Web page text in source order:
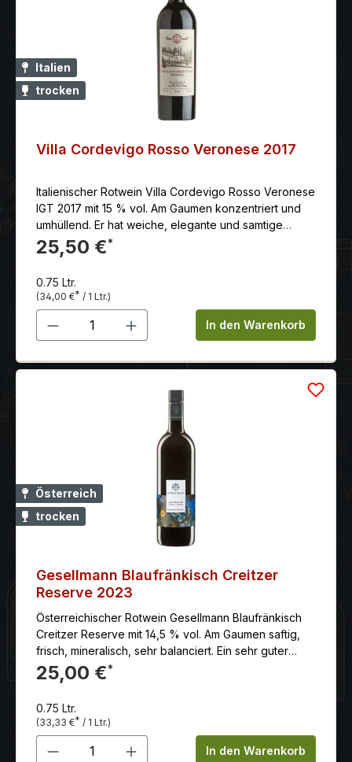
Italien
trocken
Villa Cordevigo Rosso Veronese 2017
Italienischer Rotwein Villa Cordevigo Rosso Veronese
IGT 2017 mit 15 % vol. Am Gaumen konzentriert und
umhüllend. Er hat weiche, elegante und samtige
Tannine. Die fruchtige Wahrnehmung ist reichhaltig,
tief und anhaltend.
25,50 €*
0.75 Ltr.
(34,00 €* / 1 Ltr.)
Produkt Anzahl: Gib denIn den Warenkorb
Österreich
trocken
Gesellmann Blaufränkisch Creitzer
Reserve 2023
Österreichischer Rotwein Gesellmann Blaufränkisch
Creitzer Reserve mit 14,5 % vol. Am Gaumen saftig,
frisch, mineralisch, sehr balanciert. Ein sehr guter
Speisenbegleiter.Anbaugebiet: Das Mittelburgenland
liegt südlich des Neusiedlersees. Es trägt auch den
die stärkste Rebsorte im Anbaugebiet, die ganze 1.912
Hektar Rebfläche einnimmt. Klassifizierung:
Qualitätsweine aus Österreich, hier aus dem
25,00 €*
0.75 Ltr.
(33,33 €* / 1 Ltr.)
Produkt Anzahl: Gib denIn den Warenkorb